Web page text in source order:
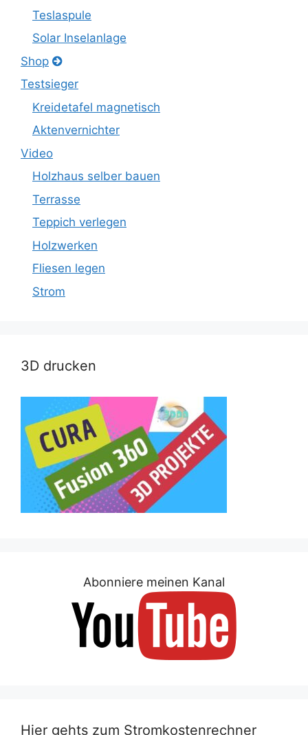
Teslaspule
Solar Inselanlage
Shop
Testsieger
Kreidetafel magnetisch
Aktenvernichter
Video
Holzhaus selber bauen
Terrasse
Teppich verlegen
Holzwerken
Fliesen legen
Strom
3D drucken
Abonniere meinen Kanal
Hier gehts zum Stromkostenrechner